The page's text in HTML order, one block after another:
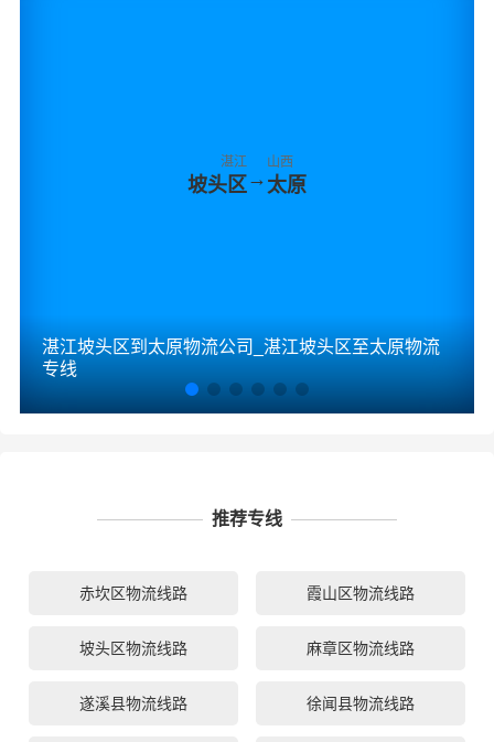
湛江
坡头区→
山西
太原
湛江坡头区到太原物流公司_湛江坡头区至太原物流
专线
推荐专线
赤坎区物流线路 霞山区物流线路
坡头区物流线路 麻章区物流线路
遂溪县物流线路 徐闻县物流线路